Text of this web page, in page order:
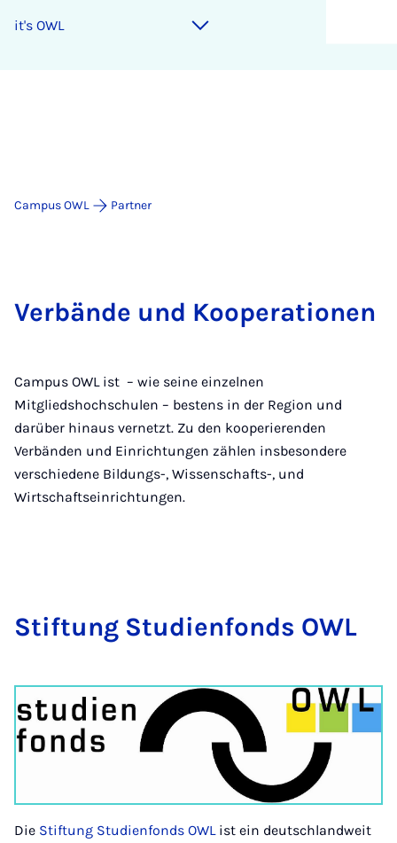
it's OWL
Campus OWL Partner
Verbände und Kooperationen
Campus OWL ist – wie seine einzelnen
Mitgliedshochschulen – bestens in der Region und
darüber hinaus vernetzt. Zu den kooperierenden
Verbänden und Einrichtungen zählen insbesondere
verschiedene Bildungs-, Wissenschafts-, und
Wirtschaftseinrichtungen.
Stif­tung Stu­di­en­fonds OWL
Die Stiftung Studienfonds OWL ist ein deutschlandweit